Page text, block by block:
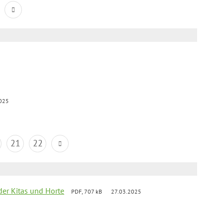
21 22
Kitas und Horte PDF, 707 kB 27.03.2025